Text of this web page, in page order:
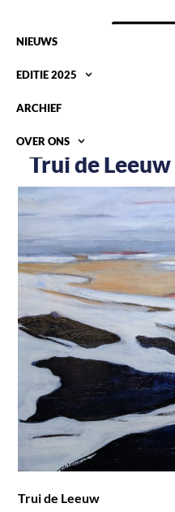
NIEUWS
EDITIE 2025
ARCHIEF
OVER ONS
Trui de Leeuw
Trui de Leeuw